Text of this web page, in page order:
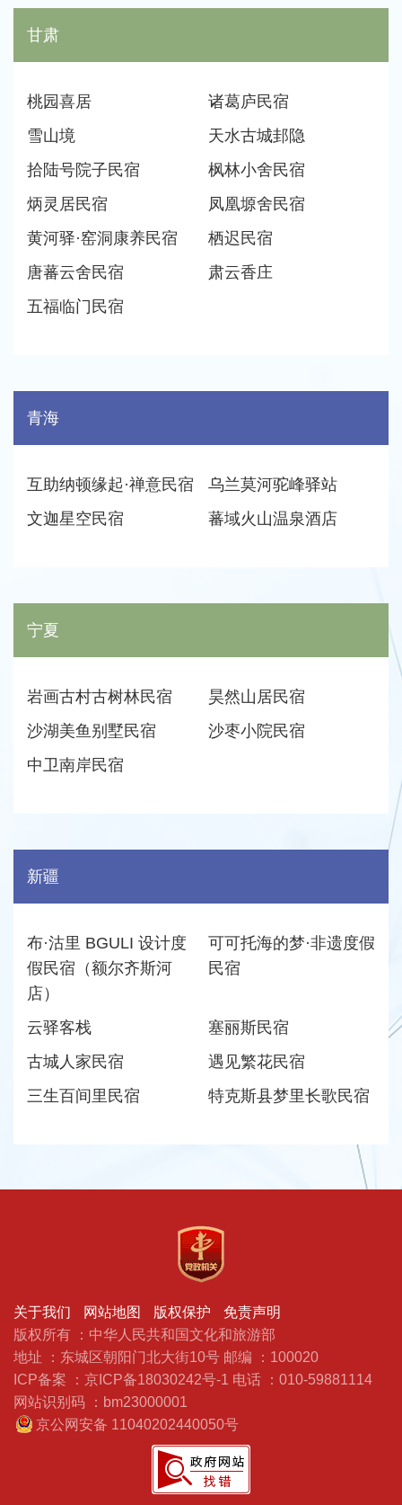
甘肃
桃园喜居
诸葛庐民宿
雪山境
天水古城邽隐
拾陆号院子民宿
枫林小舍民宿
炳灵居民宿
凤凰塬舍民宿
黄河驿·窑洞康养民宿
栖迟民宿
唐蕃云舍民宿
肃云香庄
五福临门民宿
青海
互助纳顿缘起·禅意民宿
乌兰莫河驼峰驿站
文迦星空民宿
蕃域火山温泉酒店
宁夏
岩画古村古树林民宿
昊然山居民宿
沙湖美鱼别墅民宿
沙枣小院民宿
中卫南岸民宿
新疆
布·沽里 BGULI 设计度
假民宿（额尔齐斯河
店）
可可托海的梦·非遗度假
民宿
云驿客栈
塞丽斯民宿
古城人家民宿
遇见繁花民宿
三生百间里民宿
特克斯县梦里长歌民宿
关于我们 网站地图 版权保护
免责声明
版权所有 ：中华人民共和国文化和旅游部
地址 ：东城区朝阳门北大街10号 邮编 ：100020
ICP备案 ：京ICP备18030242号-1 电话 ：010-59881114
网站识别码 ：bm23000001
京公网安备 11040202440050号